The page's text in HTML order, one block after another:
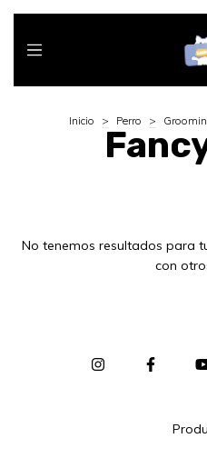
Inicio > Perro >
No tenemos resultados para
con